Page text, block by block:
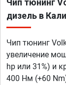
Чип тюнинг
дизель в
Чип тюнинг
увеличение
hp или 31%) и
400 Нм (+60